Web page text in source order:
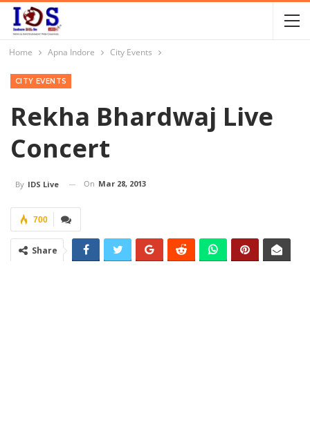
Home Apna Indore City Events
CITY EVENTS
Rekha Bhardwaj Live
Concert
By IDS Live On Mar 28, 2013
700
Share